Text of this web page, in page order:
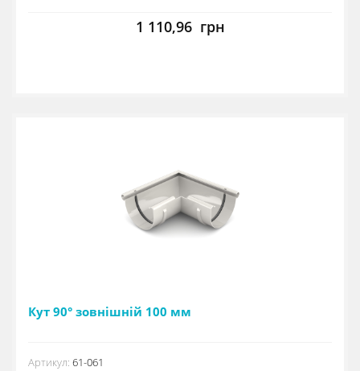
1 110,96грн
Кут 90° зовнішній 100 мм
Артикул: 61-061